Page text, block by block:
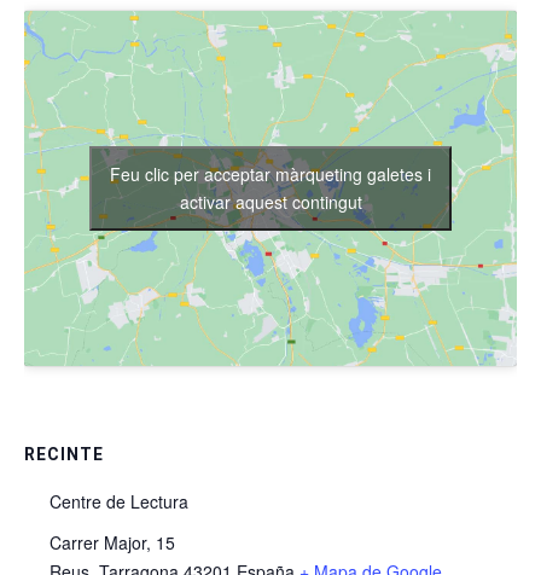
RECINTE
Centre de Lectura
Carrer Major, 15
Feu clic per acceptar màrqueting galetes i
activar aquest contingut